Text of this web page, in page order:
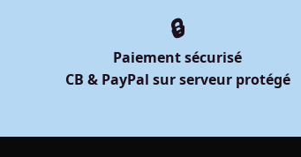
🔒
Paiement sécurisé
CB & PayPal sur serveur protégé